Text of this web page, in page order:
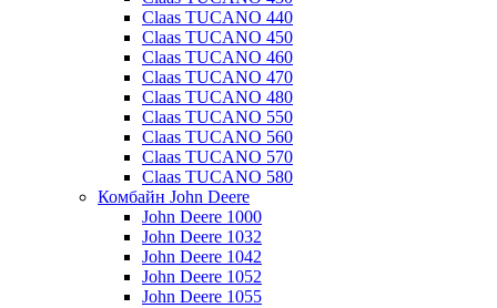
Claas TUCANO 440
Claas TUCANO 450
Claas TUCANO 460
Claas TUCANO 470
Claas TUCANO 480
Claas TUCANO 550
Claas TUCANO 560
Claas TUCANO 570
Claas TUCANO 580
Комбайн John Deere
John Deere 1000
John Deere 1032
John Deere 1042
John Deere 1052
John Deere 1055